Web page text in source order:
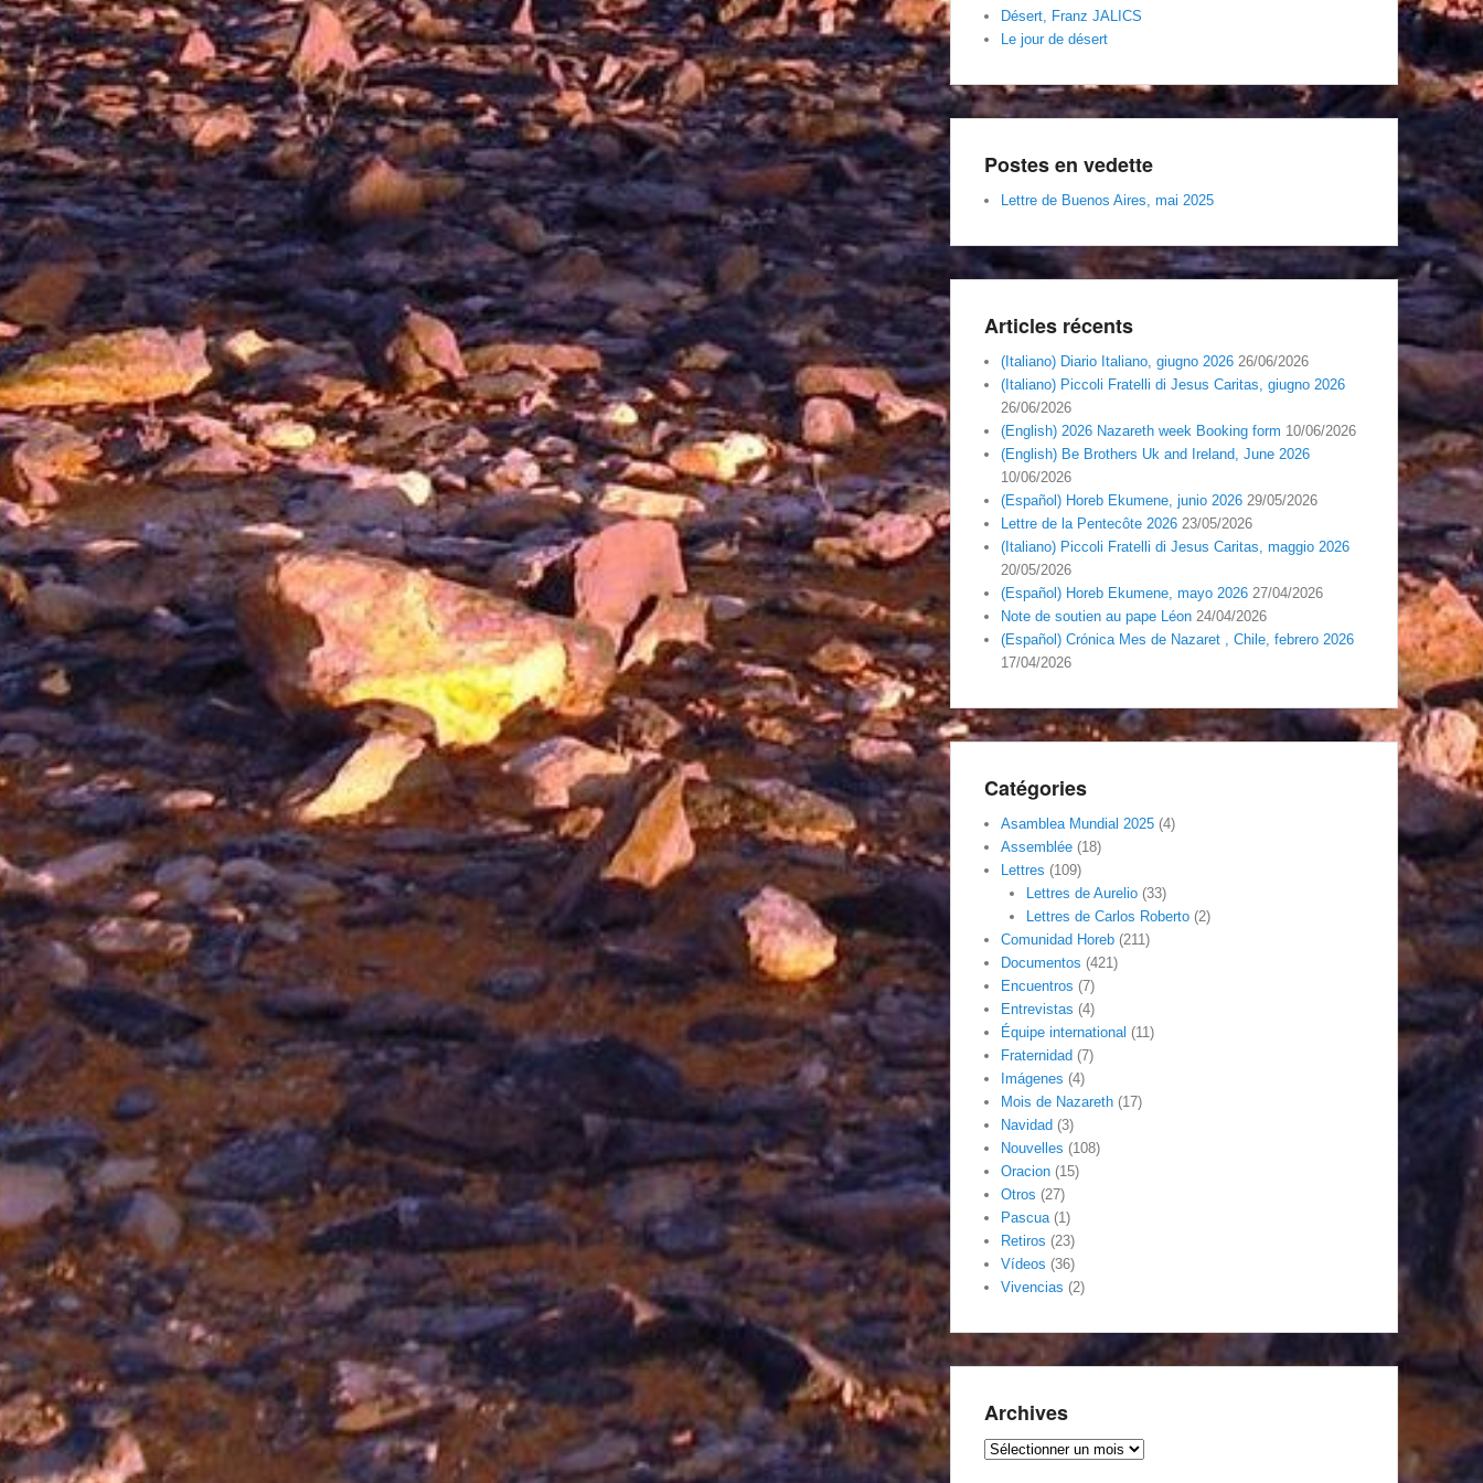
Désert, Franz JALICS
Le jour de désert
Postes en vedette
Lettre de Buenos Aires, mai 2025
Articles récents
(Italiano) Diario Italiano, giugno 2026 26/06/2026
(Italiano) Piccoli Fratelli di Jesus Caritas, giugno 2026
26/06/2026
(English) 2026 Nazareth week Booking form 10/06/2026
(English) Be Brothers Uk and Ireland, June 2026
10/06/2026
(Español) Horeb Ekumene, junio 2026 29/05/2026
Lettre de la Pentecôte 2026 23/05/2026
(Italiano) Piccoli Fratelli di Jesus Caritas, maggio 2026
20/05/2026
(Español) Horeb Ekumene, mayo 2026 27/04/2026
Note de soutien au pape Léon 24/04/2026
(Español) Crónica Mes de Nazaret , Chile, febrero 2026
17/04/2026
Catégories
Asamblea Mundial 2025 (4)
Assemblée (18)
Lettres (109)
Lettres de Aurelio(33)
Lettres de Carlos Roberto(2)
Comunidad Horeb (211)
Documentos (421)
Encuentros (7)
Entrevistas (4)
Équipe international (11)
Fraternidad (7)
Imágenes (4)
Mois de Nazareth (17)
Navidad (3)
Nouvelles (108)
Oracion (15)
Otros (27)
Pascua(1)
Retiros (23)
Vídeos (36)
Vivencias (2)
Archives
Archives